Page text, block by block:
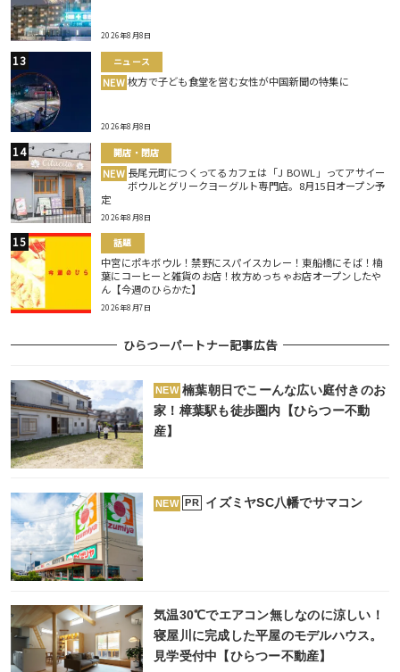
2026年8月8日
ニュース
NEW 枚方で子ども食堂を営む女性が中国新聞の特集に
2026年8月8日
開店・閉店
NEW 長尾元町につくってるカフェは「J BOWL」ってアサイー
ボウルとグリークヨーグルト専門店。8月15日オープン予
定
2026年8月8日
話題
中宮にポキボウル！禁野にスパイスカレー！東船橋にそば！楠
葉にコーヒーと雑貨のお店！枚方めっちゃお店オープンしたや
ん【今週のひらかた】
2026年8月7日
ひらつーパートナー記事広告
NEW 楠葉朝日でこーんな広い庭付きのお
家！樟葉駅も徒歩圏内【ひらつー不動
産】
NEW PR イズミヤSC八幡でサマコン
気温30℃でエアコン無しなのに涼しい！
寝屋川に完成した平屋のモデルハウス。
見学受付中【ひらつー不動産】